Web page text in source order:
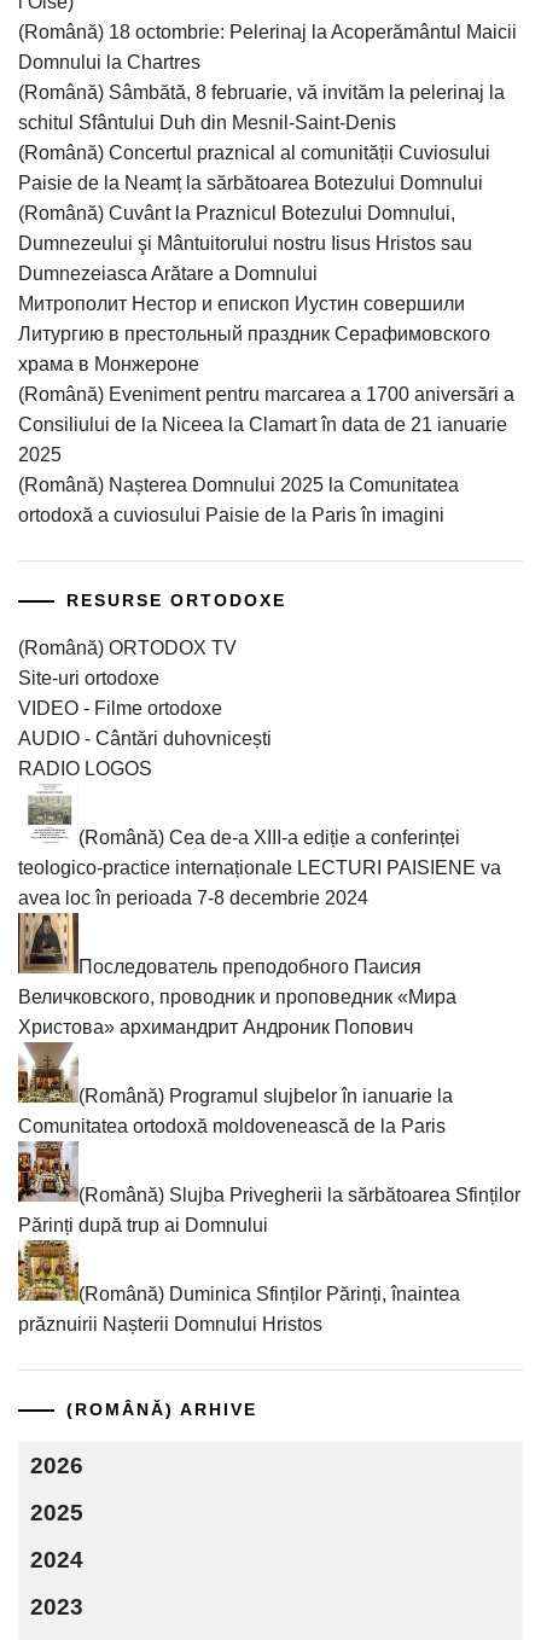
(Română) 18 octombrie: Pelerinaj la Acoperământul Maicii
Domnului la Chartres
(Română) Sâmbătă, 8 februarie, vă invităm la pelerinaj la
schitul Sfântului Duh din Mesnil-Saint-Denis
(Română) Concertul praznical al comunității Cuviosului
Paisie de la Neamț la sărbătoarea Botezului Domnului
(Română) Cuvânt la Praznicul Botezului Domnului,
Dumnezeului şi Mântuitorului nostru Iisus Hristos sau
Dumnezeiasca Arătare a Domnului
Митрополит Нестор и епископ Иустин совершили
Литургию в престольный праздник Серафимовского
храма в Монжероне
(Română) Eveniment pentru marcarea a 1700 aniversări a
Consiliului de la Niceea la Clamart în data de 21 ianuarie
2025
(Română) Nașterea Domnului 2025 la Comunitatea
ortodoxă a cuviosului Paisie de la Paris în imagini
RESURSE ORTODOXE
(Română) ORTODOX TV
Site-uri ortodoxe
VIDEO - Filme ortodoxe
AUDIO - Cântări duhovnicești
RADIO LOGOS
(Română) Cea de-a XIII-a ediție a conferinței
teologico-practice internaționale LECTURI PAISIENE va
avea loc în perioada 7-8 decembrie 2024
Последователь преподобного Паисия
Величковского, проводник и проповедник «Мира
Христова» архимандрит Андроник Попович
(Română) Programul slujbelor în ianuarie la
Comunitatea ortodoxă moldovenească de la Paris
(Română) Slujba Privegherii la sărbătoarea Sfinților
Părinți după trup ai Domnului
(Română) Duminica Sfinților Părinți, înaintea
prăznuirii Nașterii Domnului Hristos
(ROMÂNĂ) ARHIVE
2026
2025
2024
2023